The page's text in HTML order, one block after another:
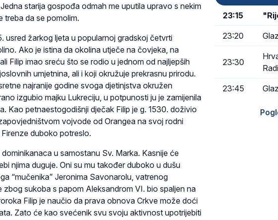
starija gospođa odmah me uputila upravo s nekim
treba da se pomolim.
usred žarkog ljeta u popularnoj gradskoj četvrti
Ako je istina da okolina utječe na čovjeka, na
Filip imao sreću što se rodio u jednom od najljepših
umjetnina, ali i koji okružuje prekrasnu prirodu.
najranije godine svoga djetinjstva okružen
izgubio majku Lukreciju, u potpunosti ju je zamijenila
Kao petnaestogodišnji dječak Filip je g. 1530. doživio
vojvode od Orangea na svoj rodni
duboko potreslo.
u samostanu Sv. Marka. Kasnije će
njima duguje. Oni su mu također duboko u dušu
“mučenika” Jeronima Savonarolu, vatrenog
sukoba s papom Aleksandrom VI. bio spaljen na
Filip je naučio da prava obnova Crkve može doći
Zato će kao svećenik svu svoju aktivnost upotrijebiti
23:15
23:20
23:30
23:45